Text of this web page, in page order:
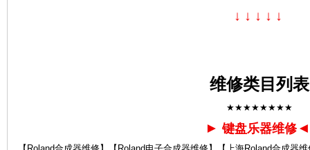
↓ ↓ ↓ ↓ ↓
维修类目列表
★★★★★★★★
►键盘乐器维修